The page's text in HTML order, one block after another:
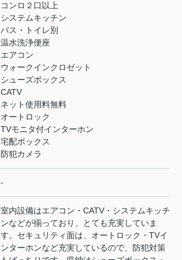
コンロ２口以上
システムキッチン
バス・トイレ別
温水洗浄便座
エアコン
ウォークインクロゼット
シューズボックス
CATV
ネット使用料無料
オートロック
TVモニタ付インターホン
宅配ボックス
防犯カメラ
-
室内設備はエアコン・CATV・システムキッチ
ンなどが揃っており、とても充実していま
す。セキュリティ面は、オートロック・TVイ
ンターホンなど充実しているので、防犯対策